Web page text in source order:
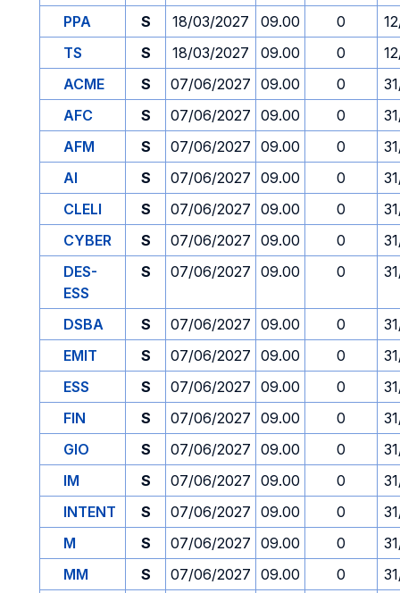
PPA
S 18/03/2027 09.00 0
TS
S 18/03/2027 09.00 0
ACME
S 07/06/2027 09.00 0
AFC
S 07/06/2027 09.00 0
AFM
S 07/06/2027 09.00 0
AI
S 07/06/2027 09.00 0
CLELI
S 07/06/2027 09.00 0
CYBER
S 07/06/2027 09.00 0
DES-
ESS
S 07/06/2027 09.00 0
DSBA S 07/06/2027 09.00 0
EMIT
S 07/06/2027 09.00 0
ESS
S 07/06/2027 09.00 0
FIN
S 07/06/2027 09.00 0
GIO
S 07/06/2027 09.00 0
IM
S 07/06/2027 09.00 0
INTENT
S 07/06/2027 09.00 0
M
S 07/06/2027 09.00 0
MM
S 07/06/2027 09.00 0